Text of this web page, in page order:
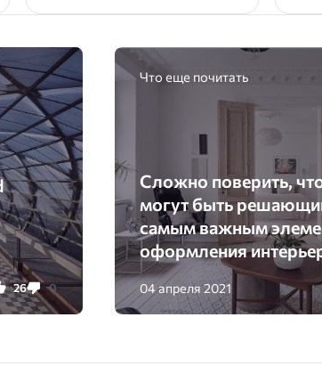
26 0
Что еще почитать
Сложно поверить,
могут быть
самым важным
оформления
04 апреля 2021